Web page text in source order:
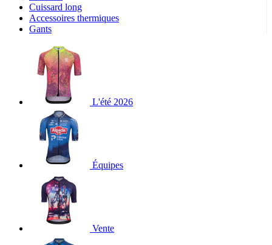
Cuissard long
Accessoires thermiques
Gants
L'été 2026
Équipes
Vente